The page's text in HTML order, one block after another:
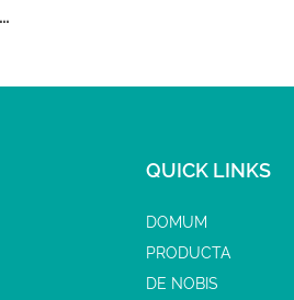
QUICK LINKS
DOMUM
PRODUCTA
DE NOBIS